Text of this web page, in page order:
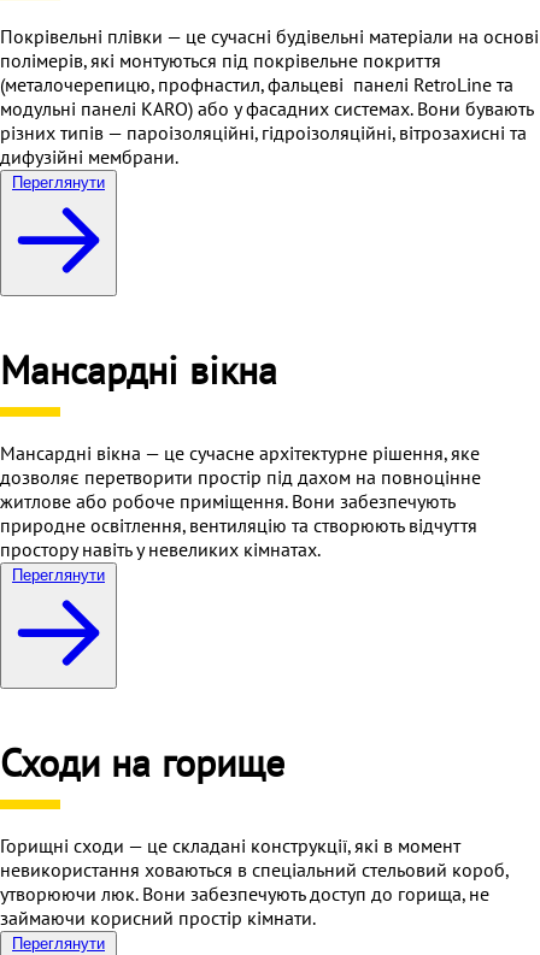
Покрівельні плівки — це сучасні будівельні матеріали на основі
полімерів, які монтуються під покрівельне покриття
(металочерепицю, профнастил, фальцеві панелі RetroLine та
модульні панелі KARO) або у фасадних системах. Вони бувають
різних типів — пароізоляційні, гідроізоляційні, вітрозахисні та
дифузійні мембрани.
Переглянути
Мансардні вікна
Мансардні вікна — це сучасне архітектурне рішення, яке
дозволяє перетворити простір під дахом на повноцінне
житлове або робоче приміщення. Вони забезпечують
природне освітлення, вентиляцію та створюють відчуття
простору навіть у невеликих кімнатах.
Переглянути
Сходи на горище
Горищні сходи — це складані конструкції, які в момент
невикористання ховаються в спеціальний стельовий короб,
утворюючи люк. Вони забезпечують доступ до горища, не
займаючи корисний простір кімнати.
Переглянути